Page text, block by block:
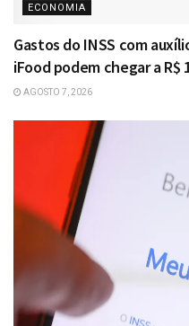
ECONOMIA
Gastos do INSS com
iFood podem chegar a R$
AGOSTO 7, 2026